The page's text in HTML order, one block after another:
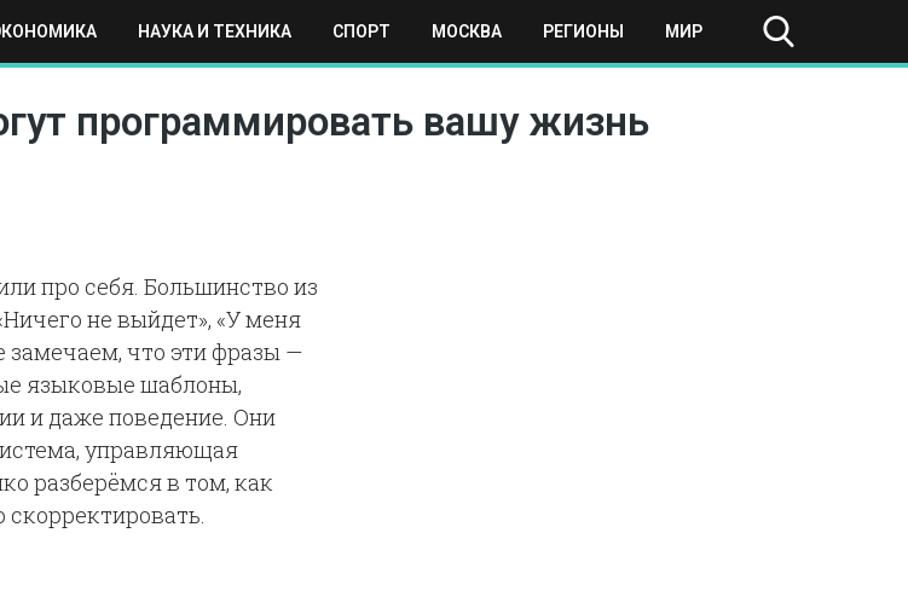
НАУКА И ТЕХНИКА СПОРТ МОСКВА РЕГИОНЫ МИР
МОСКВА РЕГИОНЫ МИР
программировать вашу жизнь
про себя. Большинство из
не выйдет», «У меня
замечаем, что эти фразы —
языковые шаблоны,
и даже поведение. Они
управляющая
разберёмся в том, как